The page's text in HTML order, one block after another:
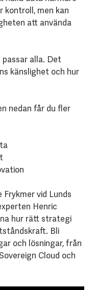
kontroll, men kan
att använda
alla. Det
känslighet och hur
nedan får du fler
vid Lunds
Henric
hur rätt strategi
Bli
och lösningar, från
Cloud och